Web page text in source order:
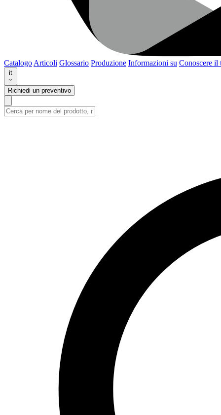
Catalogo Articoli Glossario Produzione Informazioni su Conoscere il
it
Richiedi un preventivo